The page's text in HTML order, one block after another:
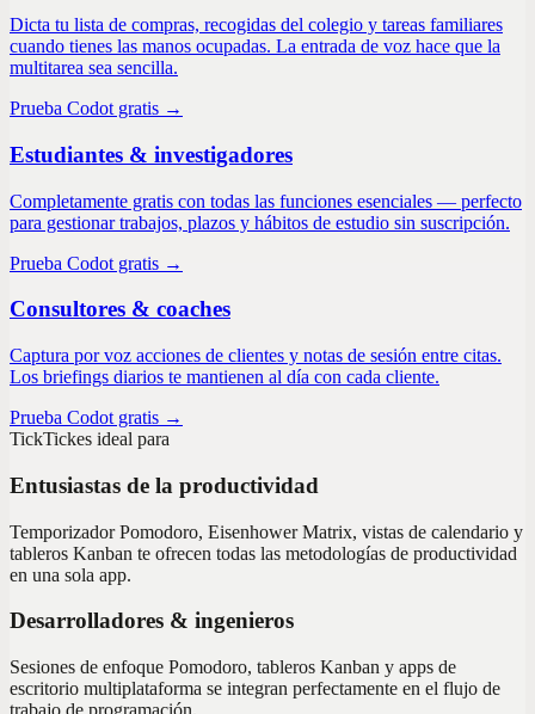
Dicta tu lista de compras, recogidas del colegio y tareas familiares
cuando tienes las manos ocupadas. La entrada de voz hace que la
multitarea sea sencilla.
Prueba Codot gratis →
Estudiantes & investigadores
Completamente gratis con todas las funciones esenciales — perfecto
para gestionar trabajos, plazos y hábitos de estudio sin suscripción.
Prueba Codot gratis →
Consultores & coaches
Captura por voz acciones de clientes y notas de sesión entre citas.
Los briefings diarios te mantienen al día con cada cliente.
Prueba Codot gratis →
TickTickes ideal para
Entusiastas de la productividad
Temporizador Pomodoro, Eisenhower Matrix, vistas de calendario y
tableros Kanban te ofrecen todas las metodologías de productividad
en una sola app.
Desarrolladores & ingenieros
Sesiones de enfoque Pomodoro, tableros Kanban y apps de
escritorio multiplataforma se integran perfectamente en el flujo de
trabajo de programación.